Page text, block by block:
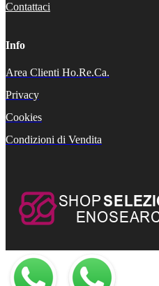
Contattaci
Info
Area Clienti Ho.Re.Ca.
Privacy
Cookies
Condizioni di Vendita